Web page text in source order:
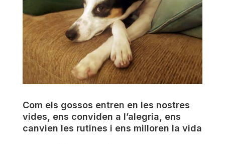
Com els gossos entren en les nostres
vides, ens conviden a l’alegria, ens
canvien les rutines i ens milloren la vida